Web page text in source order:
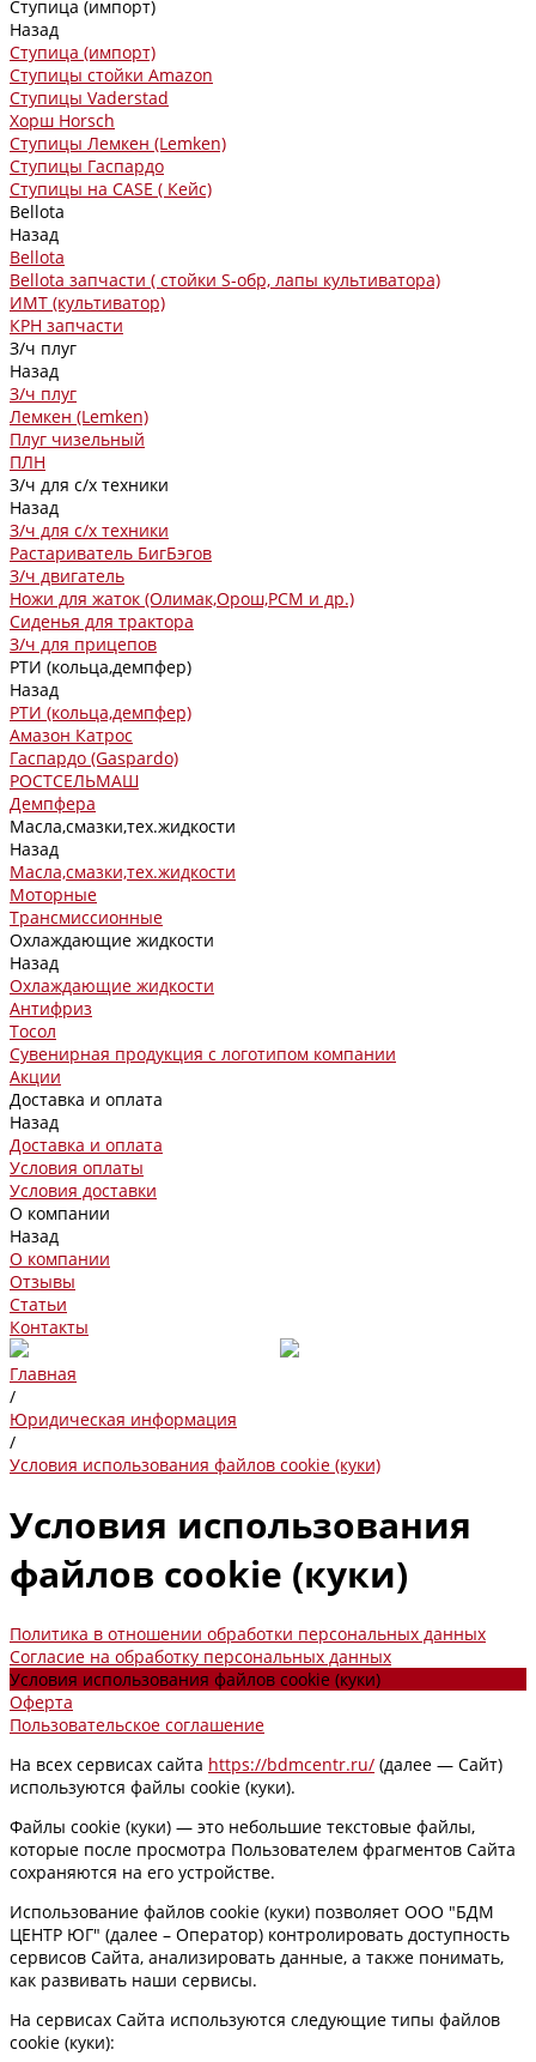
Ступица (импорт)
Назад
Ступица (импорт)
Ступицы стойки Amazon
Ступицы Vaderstad
Хорш Horsch
Ступицы Лемкен (Lemken)
Ступицы Гаспардо
Ступицы на CASE ( Кейс)
Bellota
Назад
Bellota
Bellota запчасти ( стойки S-обр, лапы культиватора)
ИМТ (культиватор)
КРН запчасти
З/ч плуг
Назад
З/ч плуг
Лемкен (Lemken)
Плуг чизельный
ПЛН
З/ч для с/х техники
Назад
З/ч для с/х техники
Растариватель БигБэгов
З/ч двигатель
Ножи для жаток (Олимак,Орош,РСМ и др.)
Сиденья для трактора
З/ч для прицепов
РТИ (кольца,демпфер)
Назад
РТИ (кольца,демпфер)
Амазон Катрос
Гаспардо (Gaspardo)
РОСТСЕЛЬМАШ
Демпфера
Масла,смазки,тех.жидкости
Назад
Масла,смазки,тех.жидкости
Моторные
Трансмиссионные
Охлаждающие жидкости
Назад
Охлаждающие жидкости
Антифриз
Тосол
Сувенирная продукция с логотипом компании
Акции
Доставка и оплата
Назад
Доставка и оплата
Условия оплаты
Условия доставки
О компании
Назад
О компании
Отзывы
Статьи
Контакты
Главная
/
Юридическая информация
/
Условия использования файлов cookie (куки)
Условия использования
файлов cookie (куки)
Политика в отношении обработки персональных данных
Согласие на обработку персональных данных
Условия использования файлов cookie (куки)
Оферта
Пользовательское соглашение
На всех сервисах сайта https://bdmcentr.ru/ (далее — Сайт)
используются файлы cookie (куки).
Файлы cookie (куки) — это небольшие текстовые файлы,
которые после просмотра Пользователем фрагментов Сайта
сохраняются на его устройстве.
Использование файлов cookie (куки) позволяет ООО "БДМ
ЦЕНТР ЮГ" (далее – Оператор) контролировать доступность
сервисов Сайта, анализировать данные, а также понимать,
как развивать наши сервисы.
На сервисах Сайта используются следующие типы файлов
cookie (куки):